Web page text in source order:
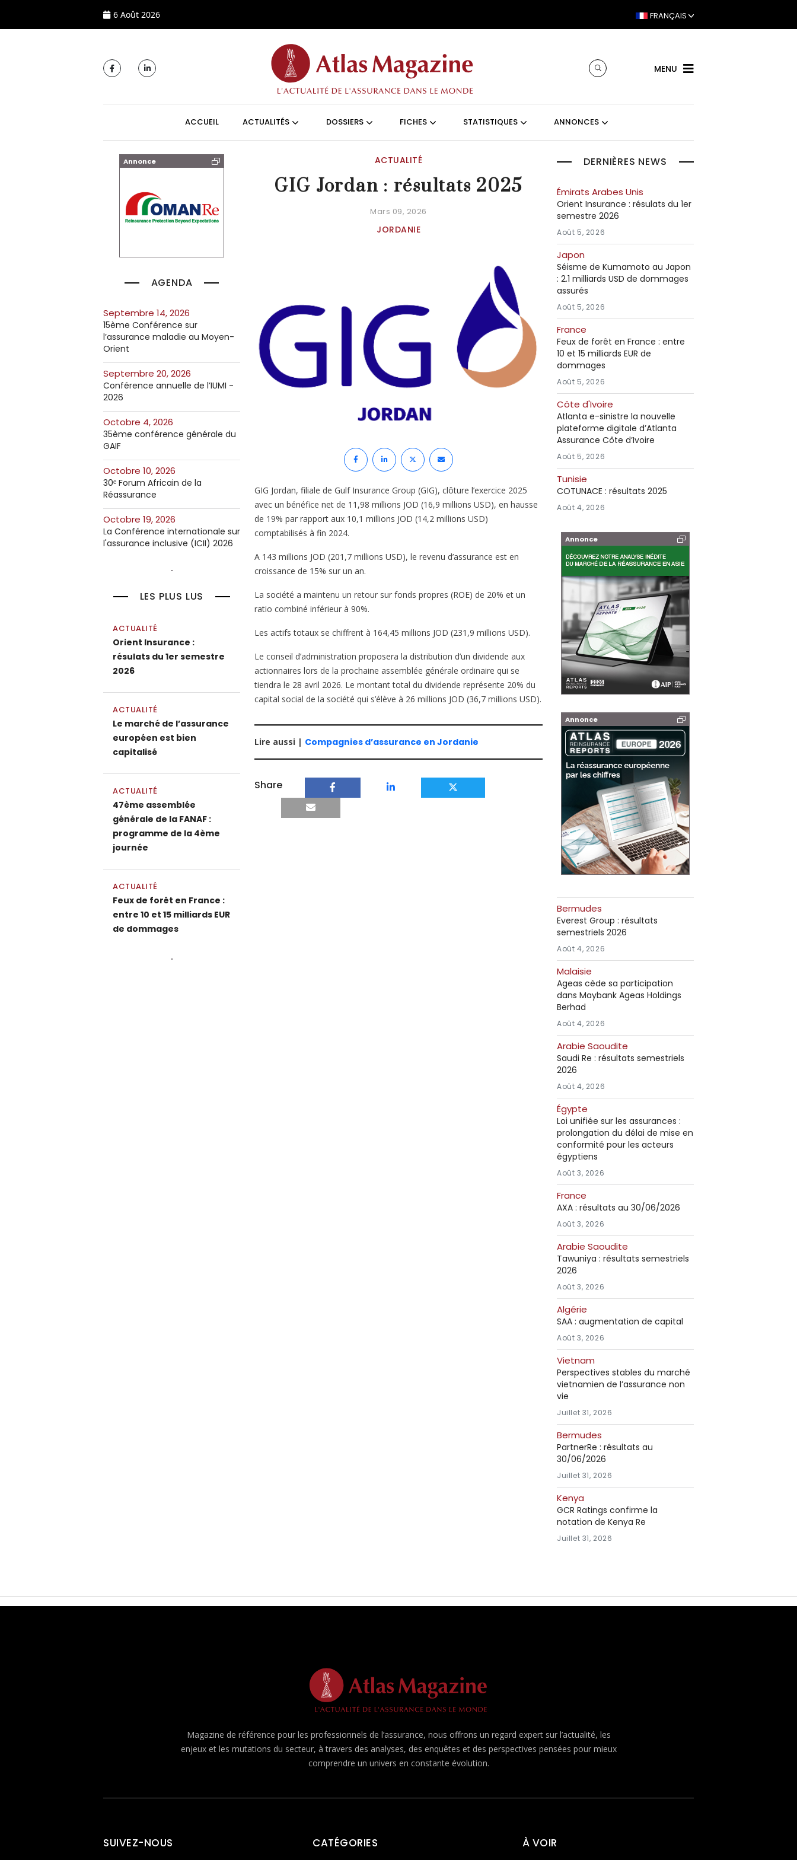
6 Août 2026 FRANÇAIS
MENU
ACCUEIL ACTUALITÉS DOSSIERS FICHES STATISTIQUES ANNONCES
Annonce
AGENDA
septembre 14, 2026
15ème Conférence sur
l’assurance maladie au Moyen-
Orient
septembre 20, 2026
Conférence annuelle de l’IUMI -
2026
octobre 4, 2026
35ème conférence générale du
GAIF
octobre 10, 2026
30ᵉ Forum Africain de la
Réassurance
octobre 19, 2026
La Conférence internationale sur
l'assurance inclusive (ICII) 2026
LES PLUS LUS
ACTUALITÉ
Orient Insurance :
résulats du 1er semestre
2026
ACTUALITÉ
Le marché de l’assurance
européen est bien
capitalisé
ACTUALITÉ
47ème assemblée
générale de la FANAF :
programme de la 4ème
journée
ACTUALITÉ
Feux de forêt en France :
entre 10 et 15 milliards EUR
de dommages
ACTUALITÉ
GIG Jordan : résultats 2025
Mars 09, 2026
JORDANIE
GIG Jordan, filiale de Gulf Insurance Group (GIG), clôture l’exercice 2025
avec un bénéfice net de 11,98 millions JOD (16,9 millions USD), en hausse
de 19% par rapport aux 10,1 millions JOD (14,2 millions USD)
comptabilisés à fin 2024.
A 143 millions JOD (201,7 millions USD), le revenu d’assurance est en
croissance de 15% sur un an.
La société a maintenu un retour sur fonds propres (ROE) de 20% et un
ratio combiné inférieur à 90%.
Les actifs totaux se chiffrent à 164,45 millions JOD (231,9 millions USD).
Le conseil d’administration proposera la distribution d’un dividende aux
actionnaires lors de la prochaine assemblée générale ordinaire qui se
tiendra le 28 avril 2026. Le montant total du dividende représente 20% du
capital social de la société qui s’élève à 26 millions JOD (36,7 millions USD).
Lire aussi | Compagnies d’assurance en Jordanie
Share
DERNIÈRES NEWS
Émirats Arabes Unis
Orient Insurance : résulats du 1er
semestre 2026
Août 5, 2026
Japon
Séisme de Kumamoto au Japon
: 2.1 milliards USD de dommages
assurés
Août 5, 2026
France
Feux de forêt en France : entre
10 et 15 milliards EUR de
dommages
Août 5, 2026
Côte d'Ivoire
Atlanta e-sinistre la nouvelle
plateforme digitale d’Atlanta
Assurance Côte d’Ivoire
Août 5, 2026
Tunisie
COTUNACE : résultats 2025
Août 4, 2026
Annonce
Annonce
Bermudes
Everest Group : résultats
semestriels 2026
Août 4, 2026
Malaisie
Ageas cède sa participation
dans Maybank Ageas Holdings
Berhad
Août 4, 2026
Arabie Saoudite
Saudi Re : résultats semestriels
2026
Août 4, 2026
Égypte
Loi unifiée sur les assurances :
prolongation du délai de mise en
conformité pour les acteurs
égyptiens
Août 3, 2026
France
AXA : résultats au 30/06/2026
Août 3, 2026
Arabie Saoudite
Tawuniya : résultats semestriels
2026
Août 3, 2026
Algérie
SAA : augmentation de capital
Août 3, 2026
Vietnam
Perspectives stables du marché
vietnamien de l’assurance non
vie
Juillet 31, 2026
Bermudes
PartnerRe : résultats au
30/06/2026
Juillet 31, 2026
Kenya
GCR Ratings confirme la
notation de Kenya Re
Juillet 31, 2026
Magazine de référence pour les professionnels de l’assurance, nous offrons un regard expert sur l’actualité, les
enjeux et les mutations du secteur, à travers des analyses, des enquêtes et des perspectives pensées pour mieux
comprendre un univers en constante évolution.
SUIVEZ-NOUS CATÉGORIES À VOIR